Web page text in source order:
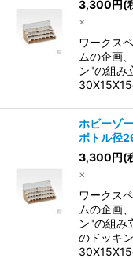
3,300円(
×
ワークス
ムの企画
ン"の組み
ホビーゾ
ボトル径
3,300円(
×
ワークス
ムの企画
ン"の組み
のドッキ